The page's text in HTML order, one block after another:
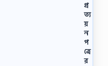
প্র
ত্য
য়
ন
প
ত্রে
র